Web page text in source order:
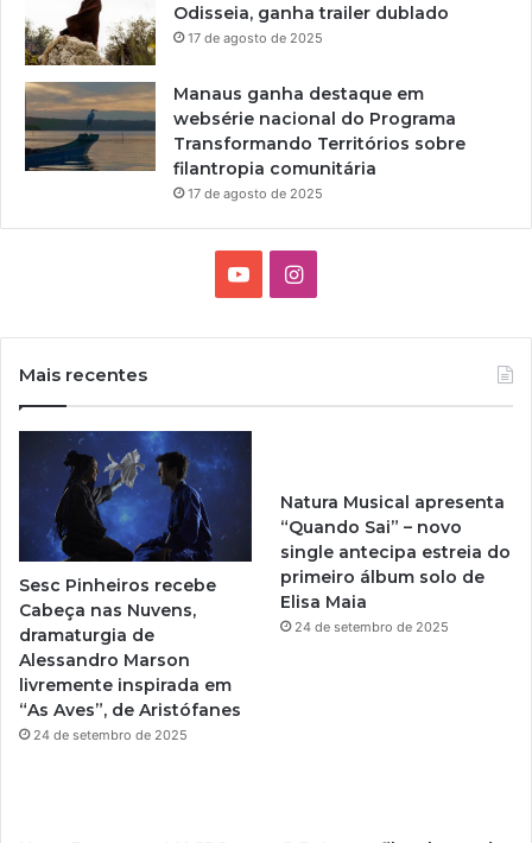
Odisseia, ganha trailer dublado
17 de agosto de 2025
Manaus ganha destaque em
websérie nacional do Programa
Transformando Territórios sobre
filantropia comunitária
17 de agosto de 2025
T
e
I
t
g
r
a
Mais recentes
Sesc Pinheiros recebe
Cabeça nas Nuvens,
dramaturgia de
Alessandro Marson
livremente inspirada em
“As Aves”, de Aristófanes
24 de setembro de 2025
Natura Musical apresenta
“Quando Sai” – novo
single antecipa estreia do
primeiro álbum solo de
Elisa Maia
24 de setembro de 2025